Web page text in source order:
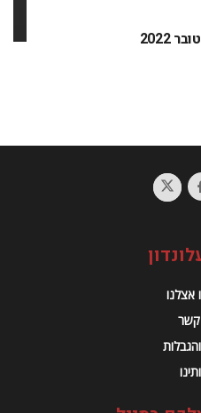
2022
אצלנו
קשר